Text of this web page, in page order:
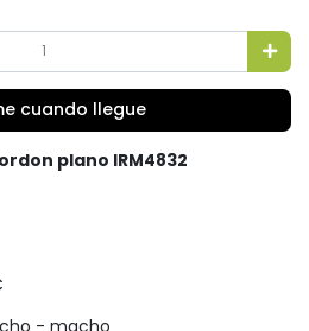
cuando llegue
plano IRM4832
- macho